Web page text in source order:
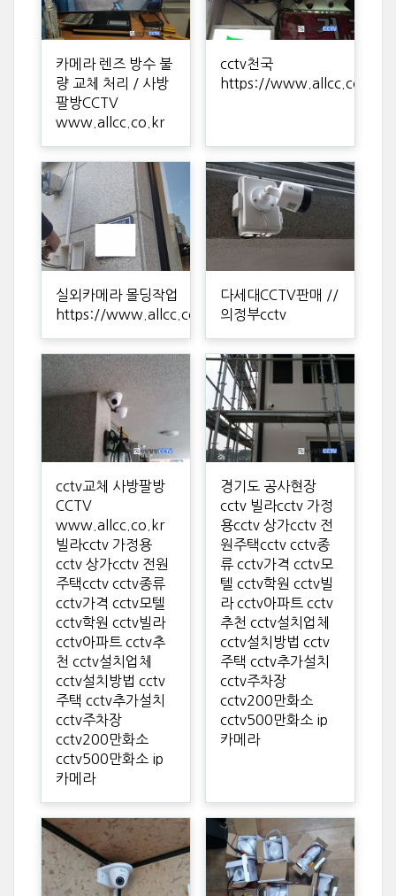
카메라 렌즈 방수 불
량 교체 처리 / 사방
팔방CCTV
www.allcc.co.kr
cctv천국
https://www.allcc.co.kr
실외카메라 몰딩작업
https://www.allcc.co.kr
다세대CCTV판매 //
의정부cctv
cctv교체 사방팔방
CCTV
www.allcc.co.kr
빌라cctv 가정용
cctv 상가cctv 전원
주택cctv cctv종류
cctv가격 cctv모텔
cctv학원 cctv빌라
cctv아파트 cctv추
천 cctv설치업체
cctv설치방법 cctv
주택 cctv추가설치
cctv주차장
cctv200만화소
cctv500만화소 ip
카메라
경기도 공사현장
cctv 빌라cctv 가정
용cctv 상가cctv 전
원주택cctv cctv종
류 cctv가격 cctv모
텔 cctv학원 cctv빌
라 cctv아파트 cctv
추천 cctv설치업체
cctv설치방법 cctv
주택 cctv추가설치
cctv주차장
cctv200만화소
cctv500만화소 ip
카메라